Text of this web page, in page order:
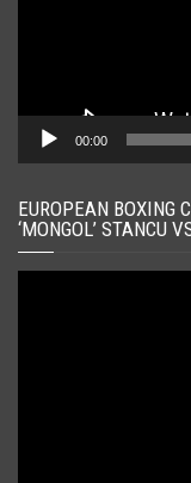
00:00
EUROPEAN BOXING
‘MONGOL’ STANCU